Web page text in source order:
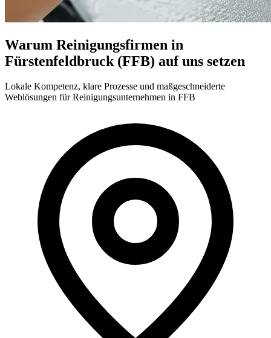
Warum Reinigungsfirmen in
Fürstenfeldbruck (FFB) auf uns setzen
Lokale Kompetenz, klare Prozesse und maßgeschneiderte
Weblösungen für Reinigungsunternehmen in FFB